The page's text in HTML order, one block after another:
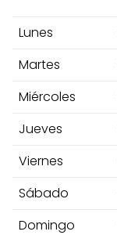
Lunes
Martes
Miércoles
Jueves
Viernes
Sábado
Domingo